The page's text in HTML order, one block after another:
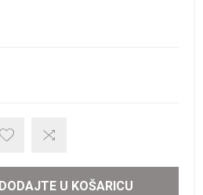
DODAJTE U KOŠARICU